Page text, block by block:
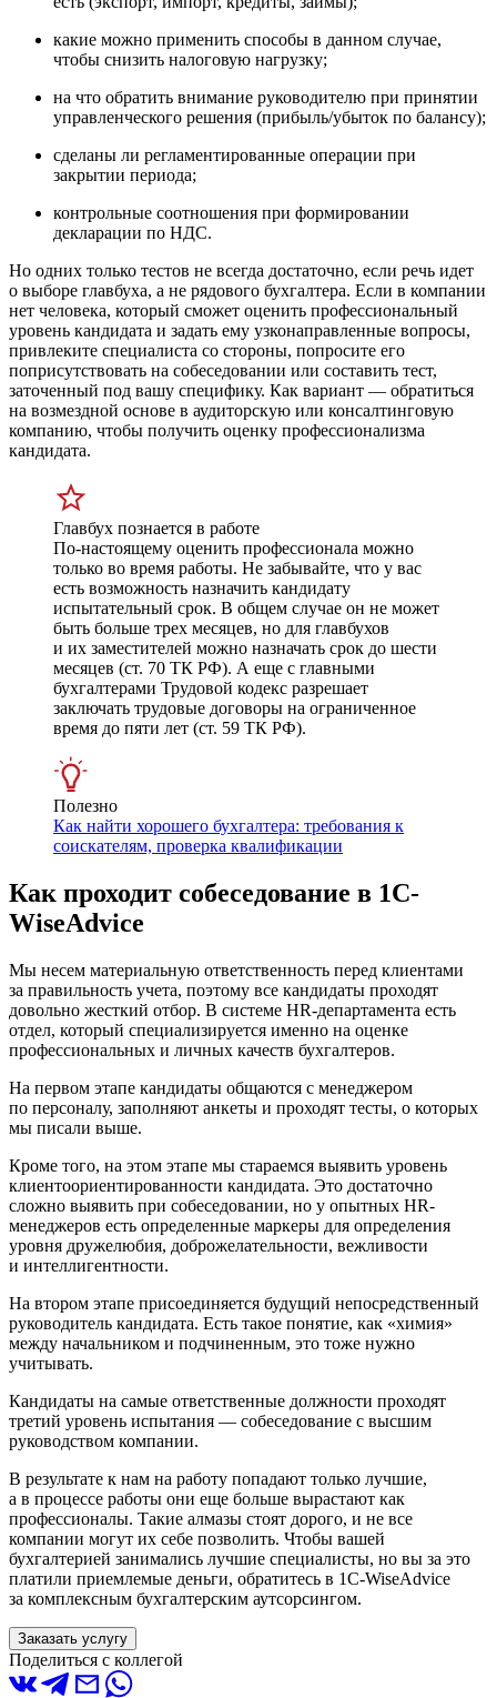
какие можно применить способы в данном случае,
чтобы снизить налоговую нагрузку;
на что обратить внимание руководителю при принятии
управленческого решения (прибыль/убыток по балансу);
сделаны ли регламентированные операции при
закрытии периода;
контрольные соотношения при формировании
декларации по НДС.
Но одних только тестов не всегда достаточно, если речь идет
о выборе главбуха, а не рядового бухгалтера. Если в компании
нет человека, который сможет оценить профессиональный
уровень кандидата и задать ему узконаправленные вопросы,
привлеките специалиста со стороны, попросите его
поприсутствовать на собеседовании или составить тест,
заточенный под вашу специфику. Как вариант — обратиться
на возмездной основе в аудиторскую или консалтинговую
компанию, чтобы получить оценку профессионализма
кандидата.
Главбух познается в работе
По-настоящему оценить профессионала можно
только во время работы. Не забывайте, что у вас
есть возможность назначить кандидату
испытательный срок. В общем случае он не может
быть больше трех месяцев, но для главбухов
и их заместителей можно назначать срок до шести
месяцев (ст. 70 ТК РФ). А еще с главными
бухгалтерами Трудовой кодекс разрешает
заключать трудовые договоры на ограниченное
время до пяти лет (ст. 59 ТК РФ).
Полезно
Как найти хорошего бухгалтера: требования к
соискателям, проверка квалификации
Как проходит собеседование в 1С-
WiseAdvice
Мы несем материальную ответственность перед клиентами
за правильность учета, поэтому все кандидаты проходят
довольно жесткий отбор. В системе HR-департамента есть
отдел, который специализируется именно на оценке
профессиональных и личных качеств бухгалтеров.
На первом этапе кандидаты общаются с менеджером
по персоналу, заполняют анкеты и проходят тесты, о которых
мы писали выше.
Кроме того, на этом этапе мы стараемся выявить уровень
клиентоориентированности кандидата. Это достаточно
сложно выявить при собеседовании, но у опытных HR-
менеджеров есть определенные маркеры для определения
уровня дружелюбия, доброжелательности, вежливости
и интеллигентности.
На втором этапе присоединяется будущий непосредственный
руководитель кандидата. Есть такое понятие, как «химия»
между начальником и подчиненным, это тоже нужно
учитывать.
Кандидаты на самые ответственные должности проходят
третий уровень испытания — собеседование с высшим
руководством компании.
В результате к нам на работу попадают только лучшие,
а в процессе работы они еще больше вырастают как
профессионалы. Такие алмазы стоят дорого, и не все
компании могут их себе позволить. Чтобы вашей
бухгалтерией занимались лучшие специалисты, но вы за это
платили приемлемые деньги, обратитесь в 1С-WiseAdvice
за комплексным бухгалтерским аутсорсингом.
Заказать услугу
Поделиться с коллегой